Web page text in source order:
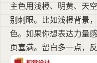
主色用浅橙、明黄、天
别刺眼。比如浅橙背景
色。如果你想表达力量
页塞满。留白多一点，